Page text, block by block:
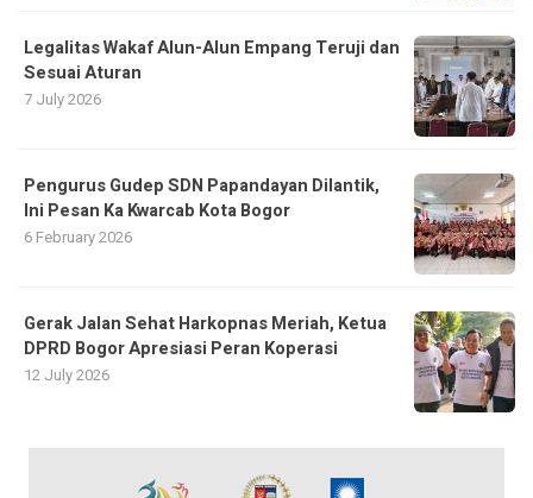
Legalitas Wakaf Alun-Alun Empang Teruji dan
Sesuai Aturan
7 July 2026
Pengurus Gudep SDN Papandayan Dilantik,
Ini Pesan Ka Kwarcab Kota Bogor
6 February 2026
Gerak Jalan Sehat Harkopnas Meriah, Ketua
DPRD Bogor Apresiasi Peran Koperasi
12 July 2026